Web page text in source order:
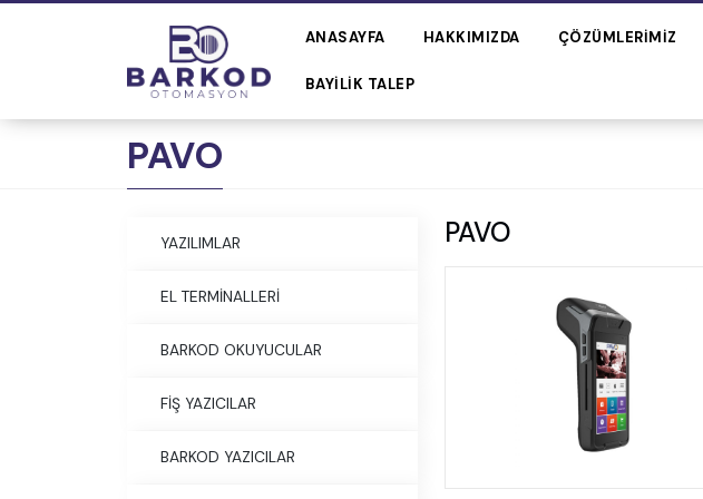
ANASAYFA HAKKIMIZDA ÇÖZÜMLERIMIZ
BAYILIK TALEP
PAVO
YAZILIMLAR
EL TERMİNALLERİ
BARKOD OKUYUCULAR
FİŞ YAZICILAR
BARKOD YAZICILAR
PAVO